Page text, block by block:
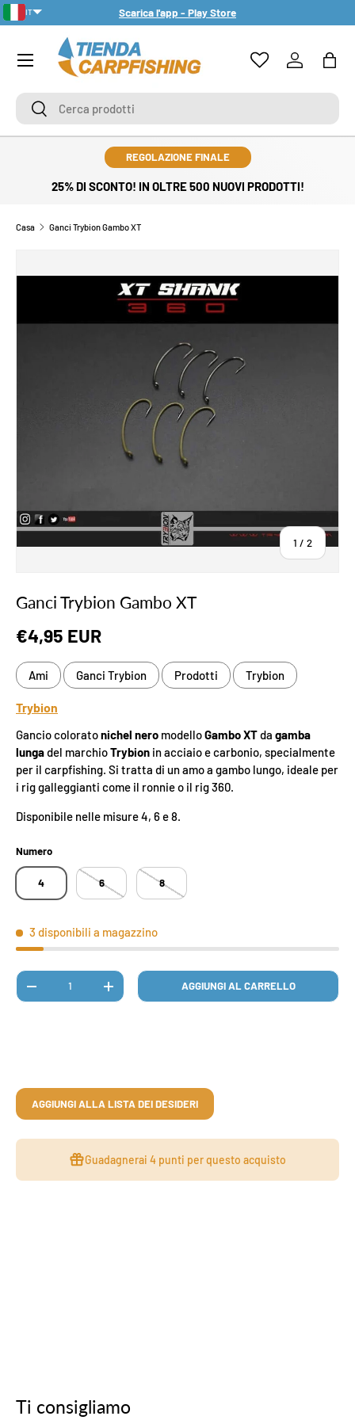
PASSA AI CONTENUTI
Scarica l'app - Play Store
CercaCerca
Accedi
REGOLAZIONE FINALE
25% DI SCONTO! IN OLTRE 500 NUOVI PRODOTTI!
Casa Ganci Trybion Gambo XT
PASSA ALLE INFORMAZIONI SUL PRODOTTO
1 / di
2
Ganci Trybion Gambo XT
Prezzo normale
€4,95 EUR
Ami Ganci Trybion Prodotti Trybion
Trybion
Gancio coloratonichel nero modelloGambo XTda gamba
lungadel marchioTrybion in acciaio e carbonio, specialmente
per il carpfishing. Si tratta di un amo a gambo lungo, ideale per
i rig galleggianti come il ronnie o il rig 360.
Disponibile nelle misure 4, 6 e 8.
Numero
4 6 8
3 disponibili a magazzino
Q.tà
DIMINUIRE LA QUANTITÀAUMENTA LA QUANTITÀAGGIUNGI AL CARRELLO
AGGIUNGI ALLA LISTA DEI DESIDERI
Guadagnerai 4 punti per questo acquisto
Ti consigliamo
IT